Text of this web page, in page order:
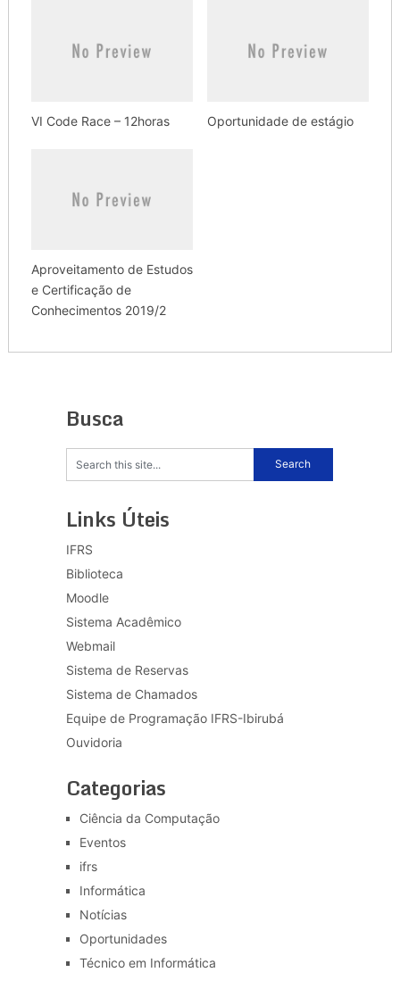
VI Code Race – 12horas Oportunidade de estágio
Aproveitamento de Estudos
e Certificação de
Conhecimentos 2019/2
Busca
Links Úteis
IFRS
Biblioteca
Moodle
Sistema Acadêmico
Webmail
Sistema de Reservas
Sistema de Chamados
Equipe de Programação IFRS-Ibirubá
Ouvidoria
Categorias
Ciência da Computação
Eventos
ifrs
Informática
Notícias
Oportunidades
Técnico em Informática